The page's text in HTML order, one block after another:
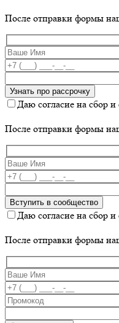
После отправки формы
Даю согласие на сбор
После отправки формы
Даю согласие на сбор
После отправки формы